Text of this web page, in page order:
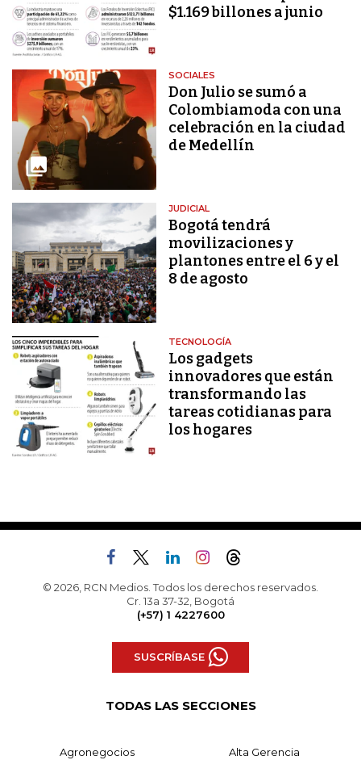
$1.169 billones a junio
SOCIALES
Don Julio se sumó a
Colombiamoda con una
celebración en la ciudad
de Medellín
JUDICIAL
Bogotá tendrá
movilizaciones y
plantones entre el 6 y el
8 de agosto
TECNOLOGÍA
Los gadgets
innovadores que están
transformando las
tareas cotidianas para
los hogares
© 2026, RCN Medios. Todos los derechos reservados.
Cr. 13a 37-32, Bogotá
(+57) 1 4227600
SUSCRÍBASE
TODAS LAS SECCIONES
Agronegocios Alta Gerencia